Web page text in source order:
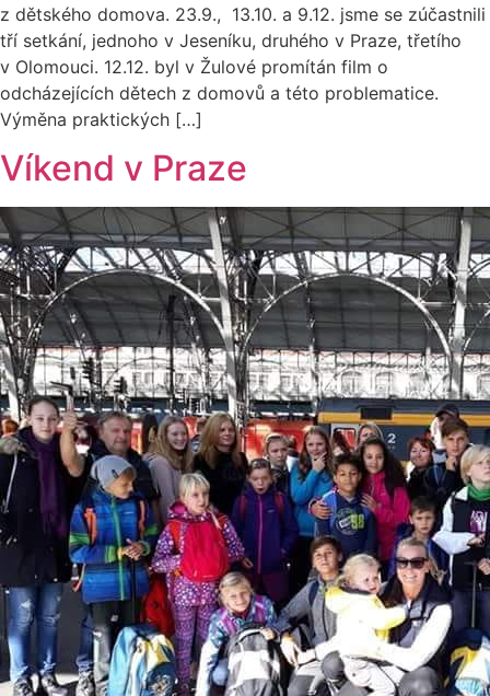
z dětského domova. 23.9., 13.10. a 9.12. jsme se zúčastnili
tří setkání, jednoho v Jeseníku, druhého v Praze, třetího
v Olomouci. 12.12. byl v Žulové promítán film o
odcházejících dětech z domovů a této problematice.
Výměna praktických […]
Víkend v Praze